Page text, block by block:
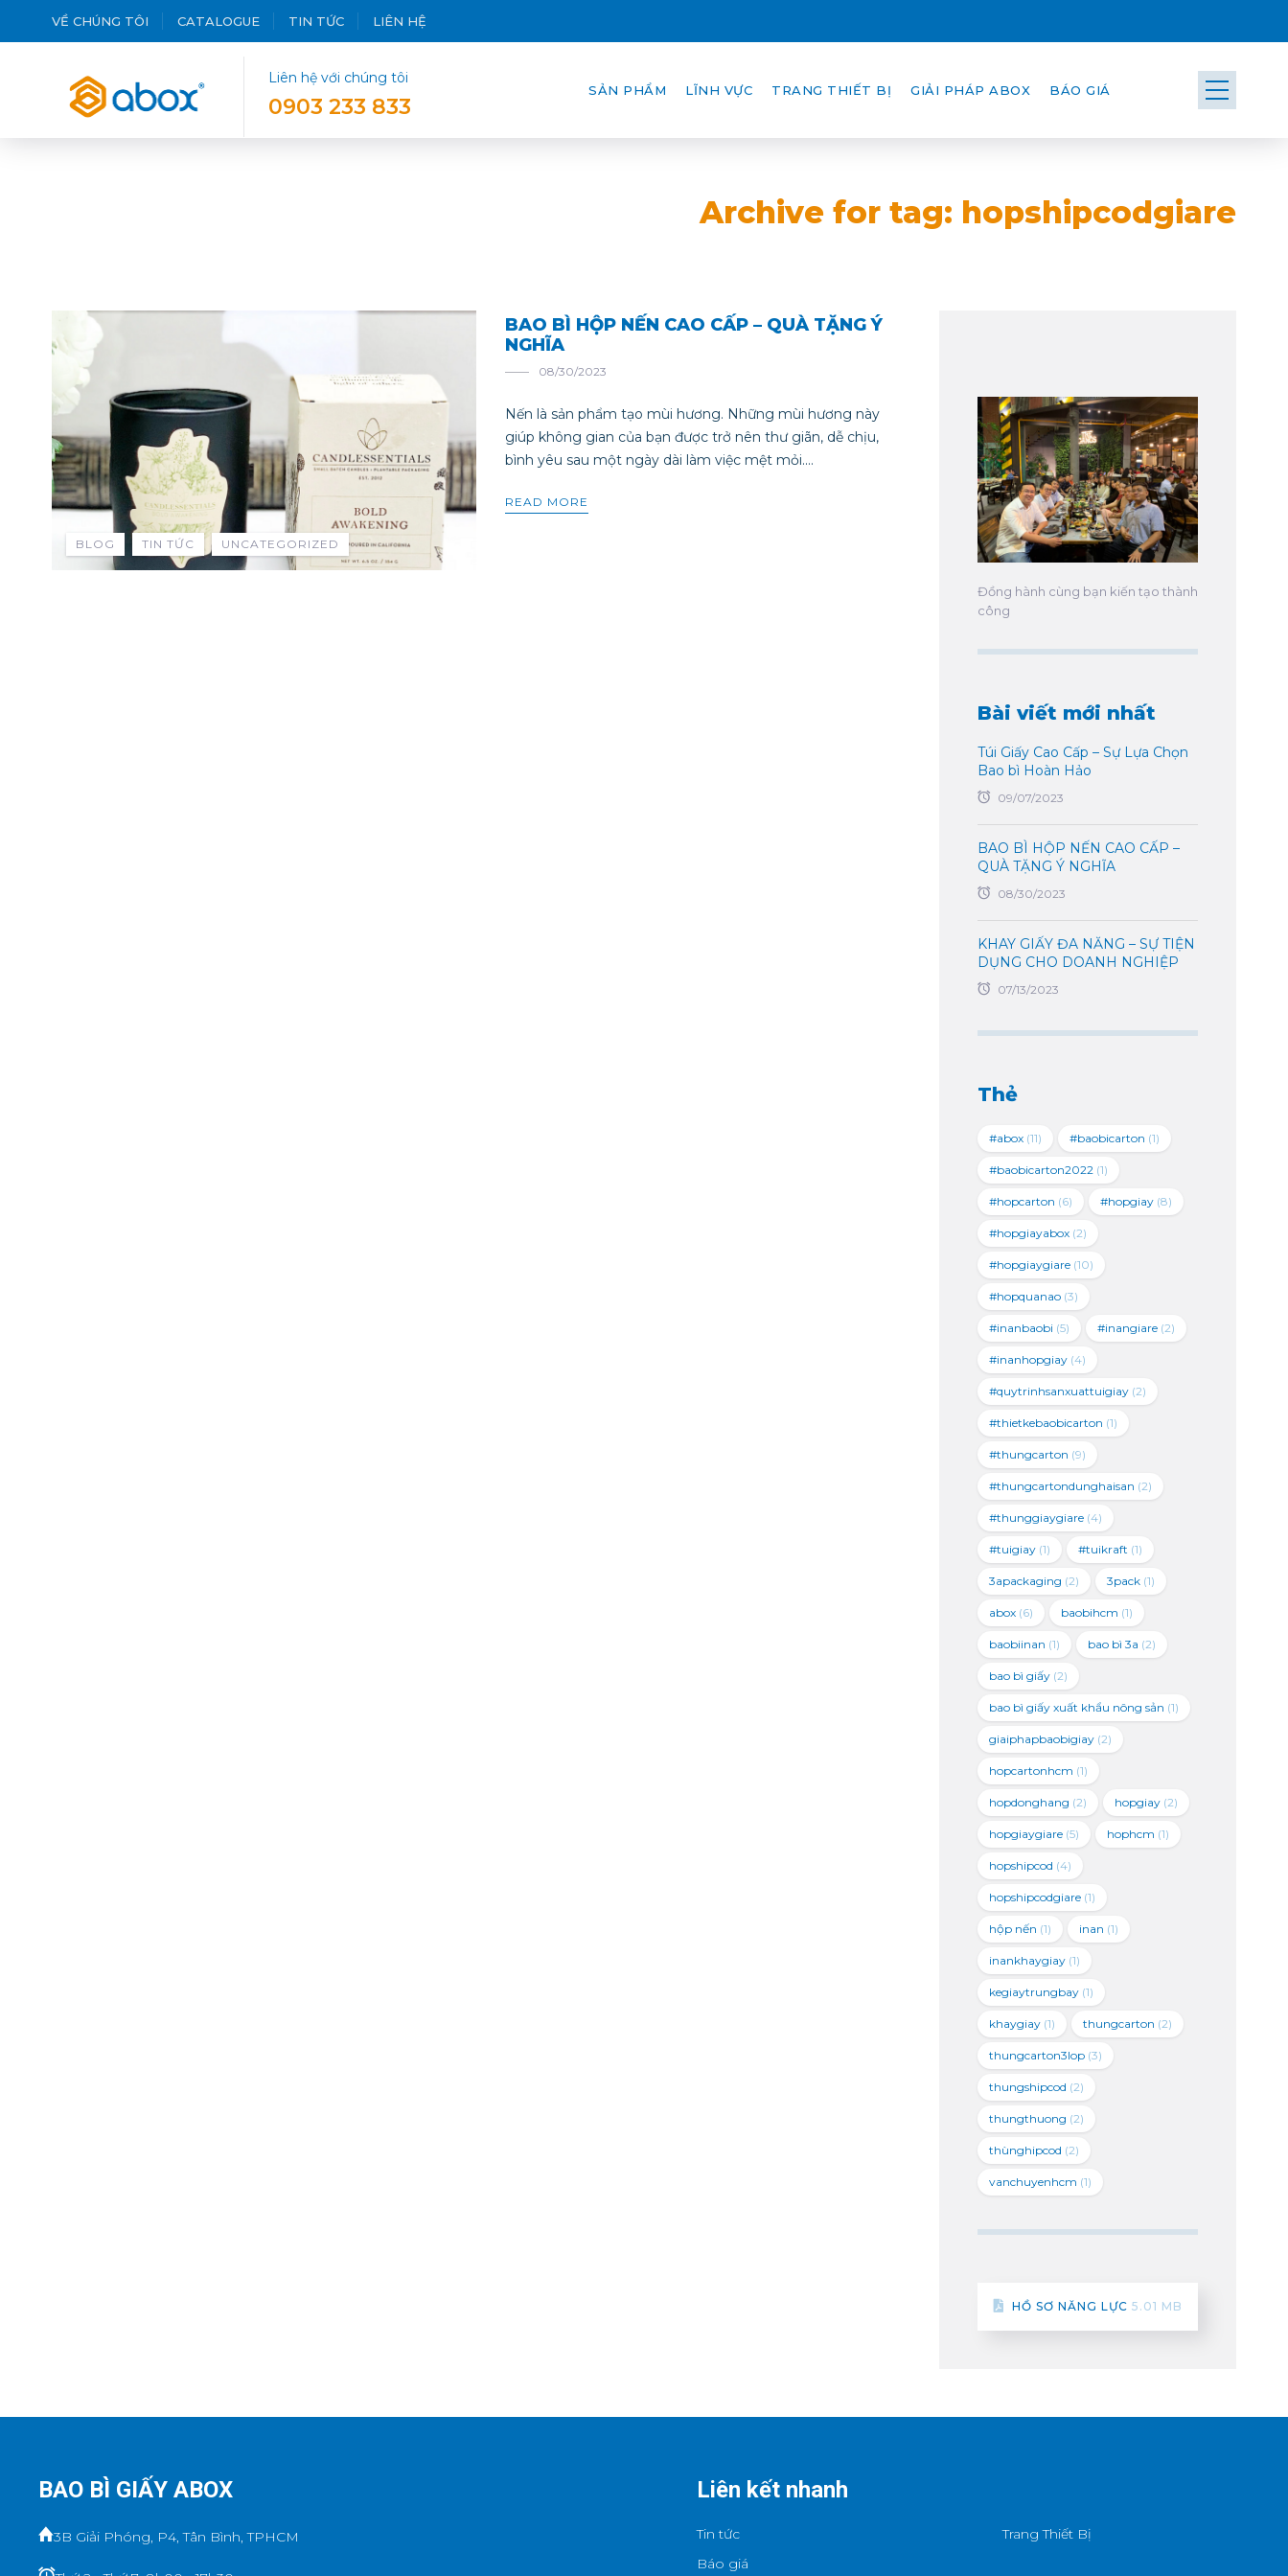
VỀ CHÚNG TÔI CATALOGUE TIN TỨC LIÊN HỆ
Liên hệ với chúng tôi
0903 233 833
SẢN PHẨM LĨNH VỰC TRANG THIẾT BỊ GIẢI PHÁP ABOX BÁO GIÁ
Archive for tag: hopshipcodgiare
BLOG TIN TỨC UNCATEGORIZED
BAO BÌ HỘP NẾN CAO CẤP – QUÀ TẶNG Ý
NGHĨA
08/30/2023
Nến là sản phẩm tạo mùi hương. Những mùi hương này
giúp không gian của bạn được trở nên thư giãn, dễ chịu,
bình yêu sau một ngày dài làm việc mệt mỏi....
READ MORE
Đồng hành cùng bạn kiến tạo thành
công
Bài viết mới nhất
Túi Giấy Cao Cấp – Sự Lựa Chọn
Bao bì Hoàn Hảo
09/07/2023
BAO BÌ HỘP NẾN CAO CẤP –
QUÀ TẶNG Ý NGHĨA
08/30/2023
KHAY GIẤY ĐA NĂNG – SỰ TIỆN
DỤNG CHO DOANH NGHIỆP
07/13/2023
Thẻ
#abox (11) #baobicarton (1)
#baobicarton2022 (1)
#hopcarton (6) #hopgiay (8)
#hopgiayabox (2)
#hopgiaygiare (10)
#hopquanao (3)
#inanbaobi (5) #inangiare (2)
#inanhopgiay (4)
#quytrinhsanxuattuigiay (2)
#thietkebaobicarton (1)
#thungcarton (9)
#thungcartondunghaisan (2)
#thunggiaygiare (4)
#tuigiay (1) #tuikraft (1)
3apackaging (2) 3pack (1)
abox (6) baobihcm (1)
baobiinan (1) bao bì 3a (2)
bao bì giấy (2)
bao bì giấy xuất khẩu nông sản (1)
giaiphapbaobigiay (2)
hopcartonhcm (1)
hopdonghang (2) hopgiay (2)
hopgiaygiare (5) hophcm (1)
hopshipcod (4)
hopshipcodgiare (1)
hộp nến (1) inan (1)
inankhaygiay (1)
kegiaytrungbay (1)
khaygiay (1) thungcarton (2)
thungcarton3lop (3)
thungshipcod (2)
thungthuong (2)
thùnghipcod (2)
vanchuyenhcm (1)
HỒ SƠ NĂNG LỰC 5.01 MB
BAO BÌ GIẤY ABOX
3B Giải Phóng, P4, Tân Bình, TPHCM
Liên kết nhanh
Tin tức
Trang Thiết Bị
Báo giá